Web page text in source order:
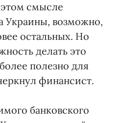
смысле
Украины, возможно,
остальных. Но
делать это
полезно для
финансист.
банковского